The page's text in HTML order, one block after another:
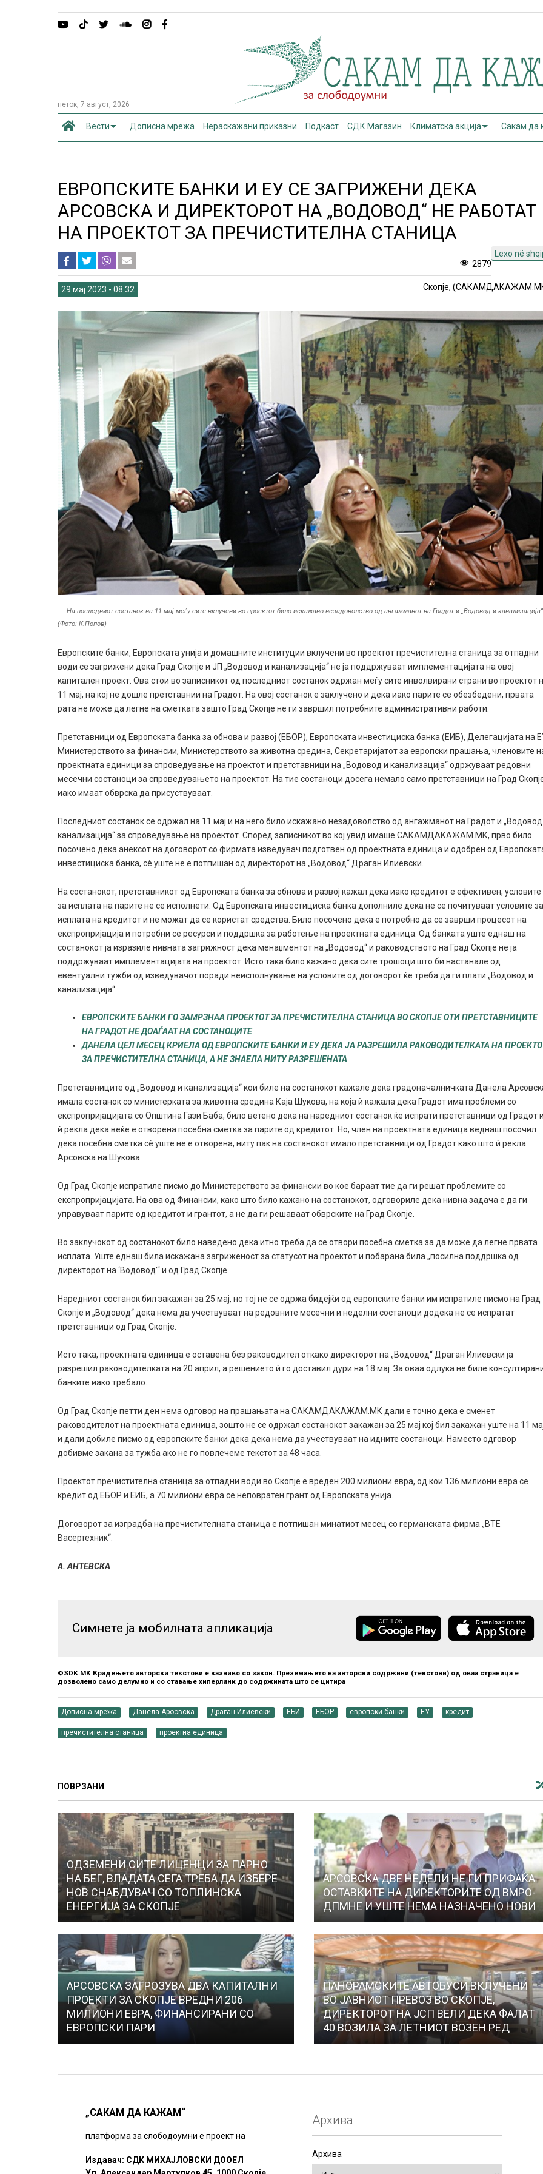
петок, 7 август, 2026
Вести Дописна мрежа Нераскажани приказни Подкаст СДК Магазин Климатска акција Сакам да
ЕВРОПСКИТЕ БАНКИ И ЕУ СЕ ЗАГРИЖЕНИ ДЕКА
АРСОВСКА И ДИРЕКТОРОТ НА „ВОДОВОД“ НЕ РАБОТАТ
НА ПРОЕКТОТ ЗА ПРЕЧИСТИТЕЛНА СТАНИЦА
Lexo në
2879
29 мај 2023 - 08:32 Скопје,
На последниот состанок на 11 мај меѓу сите вклучени во проектот било искажано незадоволство од ангажманот на Градот и „Водовод и канализација“.
(Фото: К.Попов)
Европските банки, Европската унија и домашните институции вклучени во проектот пречистителна станица за отпадни
води се загрижени дека Град Скопје и ЈП „Водовод и канализација“ не ја поддржуваат имплементацијата на овој
капитален проект. Ова стои во записникот од последниот состанок одржан меѓу сите инволвирани страни во проектот
11 мај, на кој не дошле претставнии на Градот. На овој состанок е заклучено и дека иако парите се обезбедени, првата
рата не може да легне на сметката зашто Град Скопје не ги завршил потребните административни работи.
Претставници од Европската банка за обнова и развој (ЕБОР), Европската инвестициска банка (ЕИБ), Делегацијата на
Министерството за финансии, Министерството за животна средина, Секретаријатот за европски прашања, членовите
проектната единици за спроведување на проектот и претставници на „Водовод и канализација“ одржуваат редовни
месечни состаноци за спроведувањето на проектот. На тие состаноци досега немало само претставници на Град
иако имаат обврска да присуствуваат.
Последниот состанок се одржал на 11 мај и на него било искажано незадоволство од ангажманот на Градот и „Водовод
канализација“ за спроведување на проектот. Според записникот во кој увид имаше САКАМДАКАЖАМ.МК, прво било
посочено дека анексот на договорот со фирмата изведувач подготвен од проектната единица и одобрен од
инвестициска банка, сè уште не е потпишан од директорот на „Водовод“ Драган Илиевски.
На состанокот, претставникот од Европската банка за обнова и развој кажал дека иако кредитот е ефективен, условите
за исплата на парите не се исполнети. Од Европската инвестициска банка дополниле дека не се почитуваат условите за
исплата на кредитот и не можат да се користат средства. Било посочено дека е потребно да се заврши процесот на
експропријација и потребни се ресурси и поддршка за работење на проектната единица. Од банката уште еднаш на
состанокот ја изразиле нивната загрижност дека менаџментот на „Водовод“ и раководството на Град Скопје не ја
поддржуваат имплементацијата на проектот. Исто така било кажано дека сите трошоци што би настанале од
евентуални тужби од изведувачот поради неисполнување на условите од договорот ќе треба да ги плати „Водовод и
канализација“.
ЕВРОПСКИТЕ БАНКИ ГО ЗАМРЗНАА ПРОЕКТОТ ЗА ПРЕЧИСТИТЕЛНА СТАНИЦА ВО СКОПЈЕ ОТИ ПРЕТСТАВНИЦИТЕ
НА ГРАДОТ НЕ ДОАЃААТ НА СОСТАНОЦИТЕ
ДАНЕЛА ЦЕЛ МЕСЕЦ КРИЕЛА ОД ЕВРОПСКИТЕ БАНКИ И ЕУ ДЕКА ЈА РАЗРЕШИЛА РАКОВОДИТЕЛКАТА НА
ЗА ПРЕЧИСТИТЕЛНА СТАНИЦА, А НЕ ЗНАЕЛА НИТУ РАЗРЕШЕНАТА
Претставниците од „Водовод и канализација“ кои биле на состанокот кажале дека градоначалничката Данела
имала состанок со министерката за животна средина Каја Шукова, на која ѝ кажала дека Градот има проблеми со
експропријацијата со Општина Гази Баба, било ветено дека на наредниот состанок ќе испрати претставници од Градот и
ѝ рекла дека веќе е отворена посебна сметка за парите од кредитот. Но, член на проектната единица веднаш посочил
дека посебна сметка сè уште не е отворена, ниту пак на состанокот имало претставници од Градот како што ѝ рекла
Арсовска на Шукова.
Од Град Скопје испратиле писмо до Министерството за финансии во кое бараат тие да ги решат проблемите со
експропријацијата. На ова од Финансии, како што било кажано на состанокот, одговориле дека нивна задача е да ги
управуваат парите од кредитот и грантот, а не да ги решаваат обврските на Град Скопје.
Во заклучокот од состанокот било наведено дека итно треба да се отвори посебна сметка за да може да легне првата
исплата. Уште еднаш била искажана загриженост за статусот на проектот и побарана била „посилна поддршка од
директорот на ‘Водовод’“ и од Град Скопје.
Наредниот состанок бил закажан за 25 мај, но тој не се одржа бидејќи од европските банки им испратиле писмо на Град
Скопје и „Водовод“ дека нема да учествуваат на редовните месечни и неделни состаноци додека не се испратат
претставници од Град Скопје.
Исто така, проектната единица е оставена без раководител откако директорот на „Водовод“ Драган Илиевски ја
разрешил раководителката на 20 април, а решението ѝ го доставил дури на 18 мај. За оваа одлука не биле
банките иако требало.
Од Град Скопје петти ден нема одговор на прашањата на САКАМДАКАЖАМ.МК дали е точно дека е сменет
раководителот на проектната единица, зошто не се одржал состанокот закажан за 25 мај кој бил закажан уште на 11
и дали добиле писмо од европските банки дека дека нема да учествуваат на идните состаноци. Наместо одговор
добивме закана за тужба ако не го повлечеме текстот за 48 часа.
Проектот пречистителна станица за отпадни води во Скопје е вреден 200 милиони евра, од кои 136 милиони евра се
кредит од ЕБОР и ЕИБ, а 70 милиони евра се неповратен грант од Европската унија.
Договорот за изградба на пречистителната станица е потпишан минатиот месец со германската фирма „ВТЕ
Васертехник“.
А. АНТЕВСКА
Симнете ја мобилната апликација
©SDK.MK Крадењето авторски текстови е казниво со закон. Преземањето на авторски содржини (текстови) од оваа страница е
дозволено само делумно и со ставање хиперлинк до содржината што се цитира
Дописна мрежа Данела Аросвска Драган Илиевски ЕБИ ЕБОР европски банки ЕУ кредит
пречистителна станица проектна единица
ПОВРЗАНИ
ОДЗЕМЕНИ СИТЕ ЛИЦЕНЦИ ЗА ПАРНО
НА БЕГ, ВЛАДАТА СЕГА ТРЕБА ДА ИЗБЕРЕ
НОВ СНАБДУВАЧ СО ТОПЛИНСКА
ЕНЕРГИЈА ЗА СКОПЈЕ
АРСОВСКА ДВЕ НЕДЕЛИ НЕ ГИ ПРИФАЌА
ОСТАВКИТЕ НА ДИРЕКТОРИТЕ ОД ВМРО-
ДПМНЕ И УШТЕ НЕМА НАЗНАЧЕНО НОВИ
АРСОВСКА ЗАГРОЗУВА ДВА КАПИТАЛНИ
ПРОЕКТИ ЗА СКОПЈЕ ВРЕДНИ 206
МИЛИОНИ ЕВРА, ФИНАНСИРАНИ СО
ЕВРОПСКИ ПАРИ
ПАНОРАМСКИТЕ АВТОБУСИ ВКЛУЧЕНИ
ВО ЈАВНИОТ ПРЕВОЗ ВО СКОПЈЕ,
ДИРЕКТОРОТ НА ЈСП ВЕЛИ ДЕКА ФАЛАТ
40 ВОЗИЛА ЗА ЛЕТНИОТ ВОЗЕН РЕД
„САКАМ ДА КАЖАМ“
платформа за слободоумни е проект на
Издавач: СДК МИХАЈЛОВСКИ ДООЕЛ
Архива
Архива